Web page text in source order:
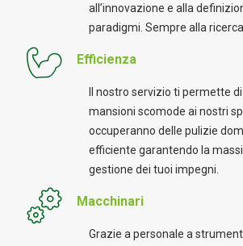
all’innovazione e alla
paradigmi. Sempre alla
Efficienza
Il nostro servizio ti permette
mansioni scomode ai nostri
occuperanno delle pulizie
efficiente garantendo la
gestione dei tuoi impegni.
Macchinari
Grazie a personale a